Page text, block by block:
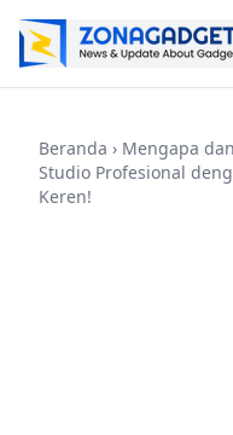
Beranda › Mengapa
Studio Profesional
Keren!